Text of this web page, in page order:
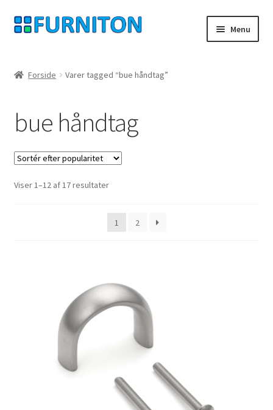
Spring
til
Spring
til
Menu
privatliv
fortrydelsesret
Kontakt
Forside Varer tagged “bue håndtag”
bue håndtag
Viser 1–12 af 17 resultaterSorteret
popularitet
1
2